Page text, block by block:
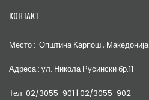
КОНТАКТ
Место : Општина Карпош , Македонија
Адреса : ул. Никола Русински бр.11
Тел. 02/3055-901 | 02/3055-902